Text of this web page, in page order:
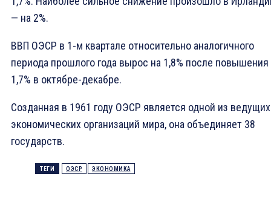
— на 2%.
ВВП ОЭСР в 1-м квартале относительно аналогичного
периода прошлого года вырос на 1,8% после повышения
1,7% в октябре-декабре.
Созданная в 1961 году ОЭСР является одной из ведущих
экономических организаций мира, она объединяет 38
государств.
ТЕГИ ОЭСР ЭКОНОМИКА